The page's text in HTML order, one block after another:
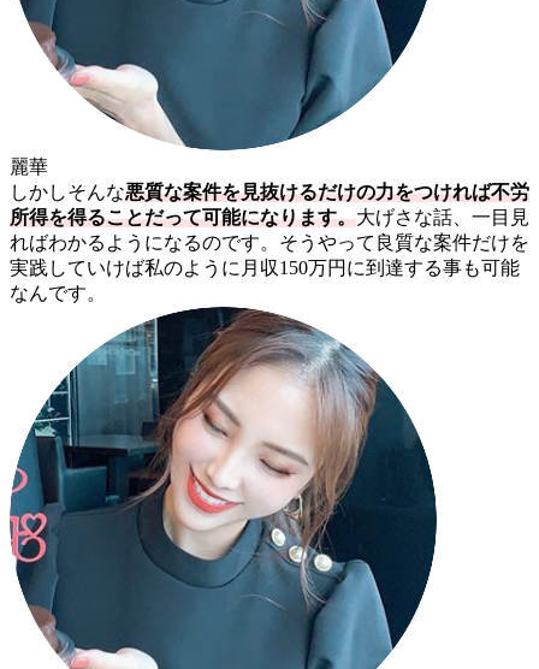
麗華
しかしそんな悪質な案件を見抜けるだけの力をつければ不労
所得を得ることだって可能になります。大げさな話、一目見
ればわかるようになるのです。そうやって良質な案件だけを
実践していけば私のように月収150万円に到達する事も可能
なんです。